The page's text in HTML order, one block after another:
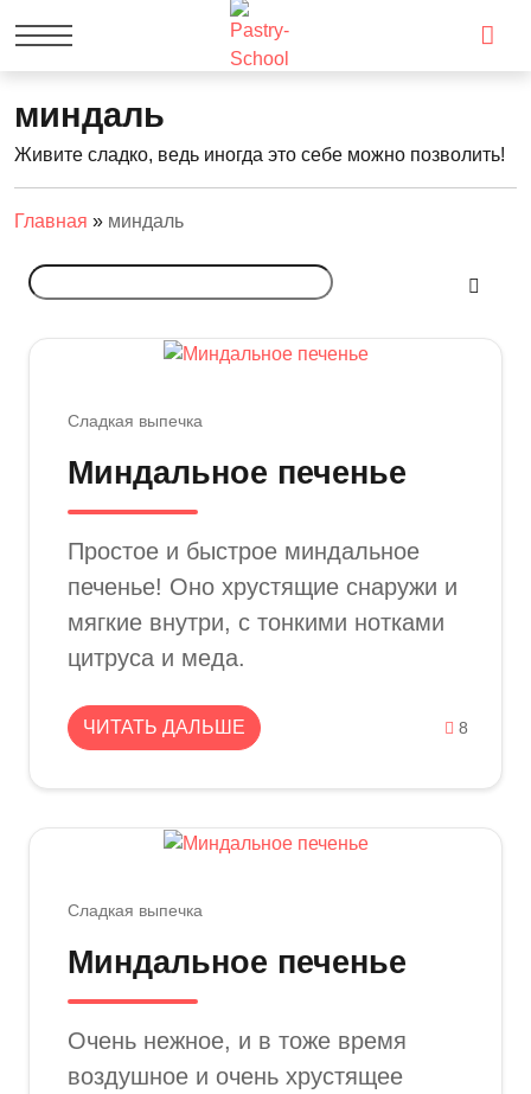
миндаль
Живите сладко, ведь иногда это себе можно позволить!
Главная » миндаль
Сладкая выпечка
Миндальное печенье
Простое и быстрое миндальное
печенье! Оно хрустящие снаружи и
мягкие внутри, с тонкими нотками
цитруса и меда.
ЧИТАТЬ ДАЛЬШЕ 8
Сладкая выпечка
Миндальное печенье
Очень нежное, и в тоже время
воздушное и очень хрустящее